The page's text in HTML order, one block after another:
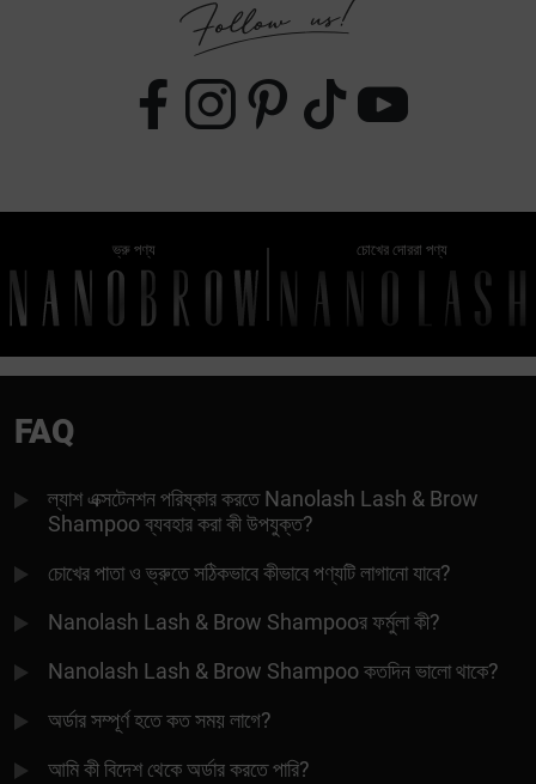
ভ্রু পণ্য চোখের দোররা পণ্য
FAQ
ল্যাশ এক্সটেনশন পরিষ্কার করতে Nanolash Lash & Brow
Shampoo ব্যবহার করা কী উপযুক্ত?
চোখের পাতা ও ভ্রুতে সঠিকভাবে কীভাবে পণ্যটি লাগানো যাবে?
Nanolash Lash & Brow Shampooর ফর্মুলা কী?
Nanolash Lash & Brow Shampoo কতদিন ভালো থাকে?
অর্ডার সম্পূর্ণ হতে কত সময় লাগে?
আমি কী বিদেশ থেকে অর্ডার করতে পারি?